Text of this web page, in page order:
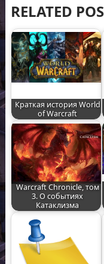
RELATED
Краткая история World
of Warcraft
Warcraft Chronicle, том
3. О событиях
Катаклизма